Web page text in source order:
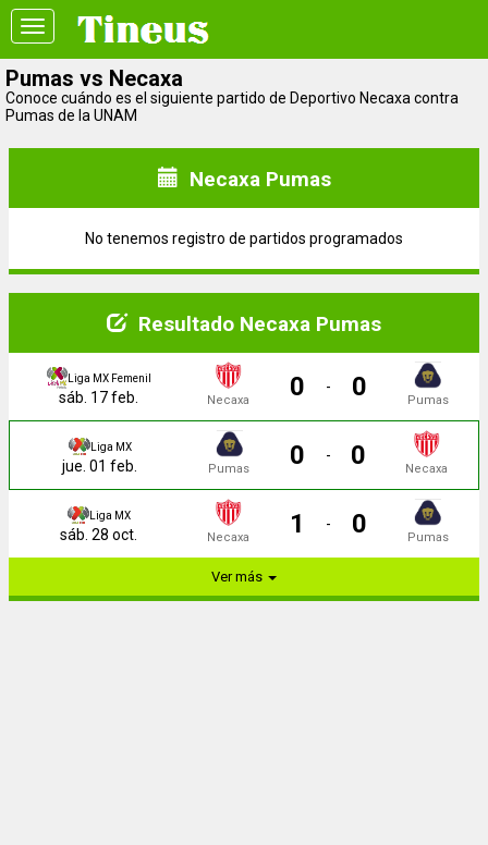
Toggle
navigation
Pumas vs Necaxa
Conoce cuándo es el siguiente partido de Deportivo Necaxa contra
Pumas de la UNAM
Necaxa Pumas
No tenemos registro de partidos programados
Resultado Necaxa Pumas
Liga MX Femenil
sáb. 17 feb. Necaxa 0 - 0 Pumas
Liga MX
jue. 01 feb. Pumas 0 - 0 Necaxa
Liga MX
sáb. 28 oct. Necaxa 1 - 0 Pumas
Ver más